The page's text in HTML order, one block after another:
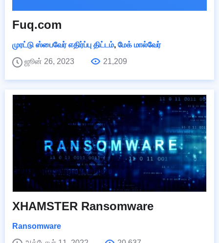
Fuq.com
முரட்டு ஸ்பைவேர் எதிர்ப்பு திட்டம், மேக் மால்வேர்
ஜூன் 26, 2023
21,209
XHAMSTER Ransomware
Ransomware